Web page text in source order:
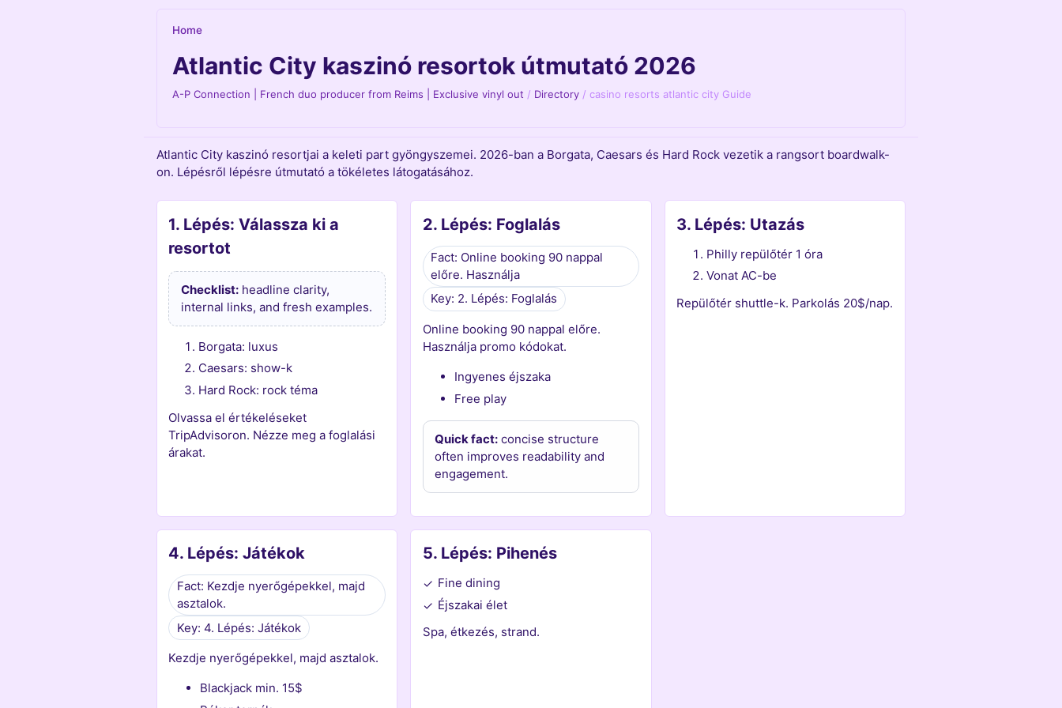
Home
Atlantic City kaszinó resortok útmutató 2026
A-P Connection | French duo producer from Reims | Exclusive vinyl out / Directory /casino resorts atlantic city Guide
Atlantic City kaszinó resortjai a keleti part gyöngyszemei. 2026-ban a Borgata, Caesars és Hard Rock vezetik a rangsort boardwalk-
on. Lépésről lépésre útmutató a tökéletes látogatásához.
1. Lépés: Válassza ki a
resortot
Checklist:headline clarity,
internal links, and fresh examples.
Borgata: luxus
Caesars: show-k
Hard Rock: rock téma
Olvassa el értékeléseket
TripAdvisoron. Nézze meg a foglalási
árakat.
2. Lépés: Foglalás
Fact: Online booking 90 nappal
előre. Használja
Key: 2. Lépés: Foglalás
Online booking 90 nappal előre.
Használja promo kódokat.
Ingyenes éjszaka
Free play
Quick fact: concise structure
often improves readability and
engagement.
3. Lépés: Utazás
Philly repülőtér 1 óra
Vonat AC-be
Repülőtér shuttle-k. Parkolás 20$/nap.
4. Lépés: Játékok
Fact: Kezdje nyerőgépekkel, majd
asztalok.
Key: 4. Lépés: Játékok
Kezdje nyerőgépekkel, majd asztalok.
Blackjack min. 15$
5. Lépés: Pihenés
✓ Fine dining
✓ Éjszakai élet
Spa, étkezés, strand.